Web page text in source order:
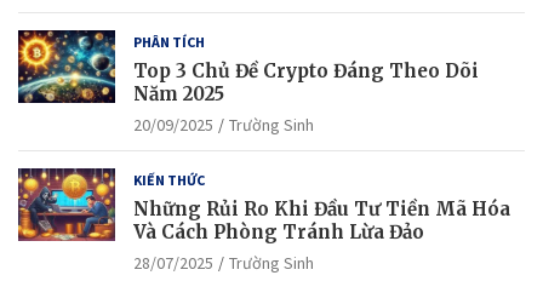
PHÂN TÍCH
Top 3 Chủ Đề Crypto Đáng Theo Dõi
Năm 2025
20/09/2025 Trường Sinh
KIẾN THỨC
Những Rủi Ro Khi Đầu Tư Tiền Mã Hóa
Và Cách Phòng Tránh Lừa Đảo
28/07/2025 Trường Sinh